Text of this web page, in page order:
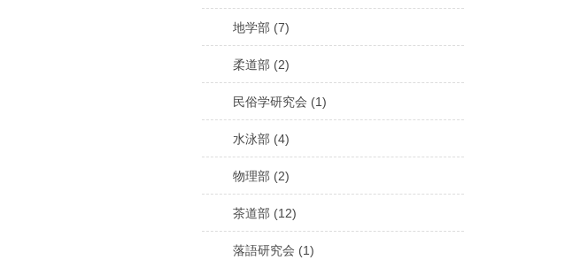
地学部 (7)
柔道部 (2)
民俗学研究会 (1)
水泳部 (4)
物理部 (2)
茶道部 (12)
落語研究会 (1)